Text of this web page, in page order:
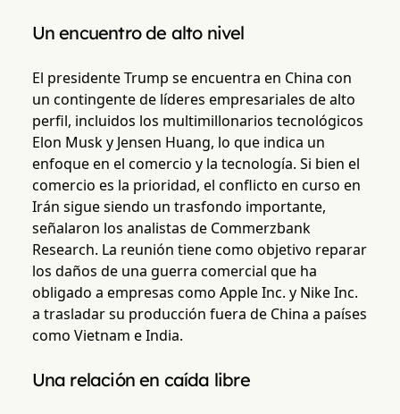
Un encuentro de alto nivel
El presidente Trump se encuentra en China con
un contingente de líderes empresariales de alto
perfil, incluidos los multimillonarios tecnológicos
Elon Musk y Jensen Huang, lo que indica un
enfoque en el comercio y la tecnología. Si bien el
comercio es la prioridad, el conflicto en curso en
Irán sigue siendo un trasfondo importante,
señalaron los analistas de Commerzbank
Research. La reunión tiene como objetivo reparar
los daños de una guerra comercial que ha
obligado a empresas como Apple Inc. y Nike Inc.
a trasladar su producción fuera de China a países
como Vietnam e India.
Una relación en caída libre